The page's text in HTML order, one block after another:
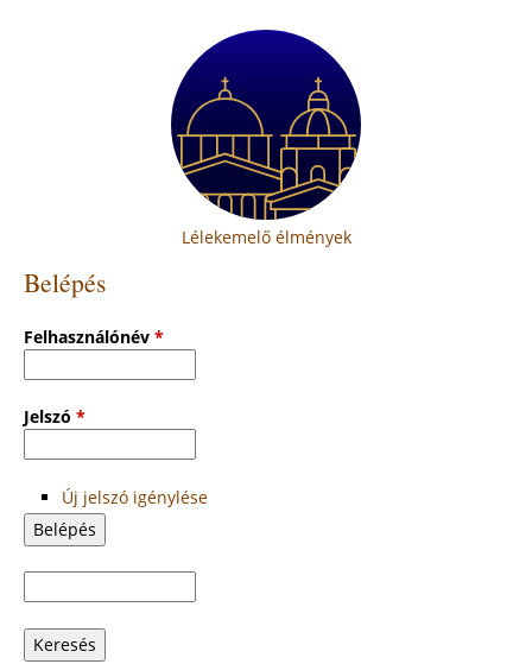
Lélekemelő élmények
Belépés
Felhasználónév *
Jelszó *
Új jelszó igénylése
Keresés
űrlap